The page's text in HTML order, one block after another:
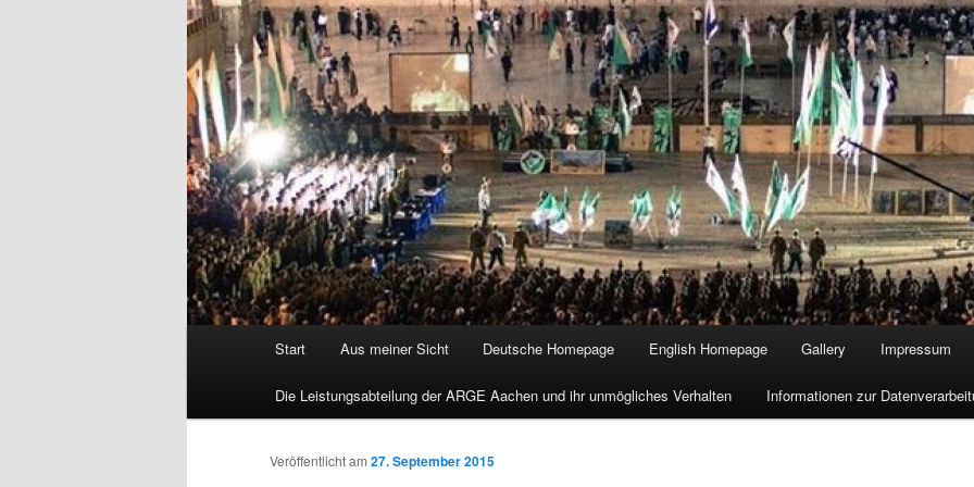
Start Aus meiner Sicht Deutsche Homepage English Homepage Gallery Impressum
Die Leistungsabteilung der ARGE Aachen und ihr unmögliches Verhalten Informationen zur
Veröffentlicht am 27. September 2015